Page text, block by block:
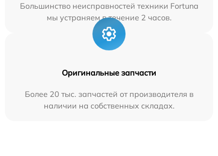
Большинство неисправностей техники Fortuna
мы устраняем в течение 2 часов.
Оригинальные запчасти
Более 20 тыс. запчастей от производителя в
наличии на собственных складах.